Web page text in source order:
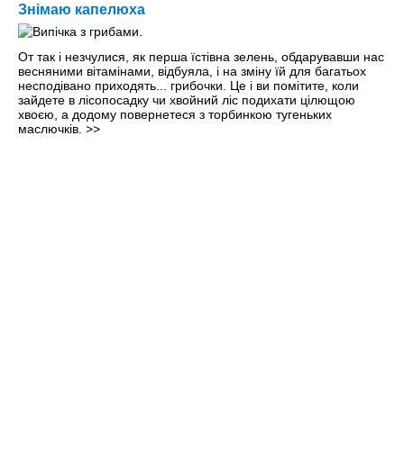
Знімаю капелюха
От так і незчулися, як перша їстівна зелень, обдарувавши нас
весняними вітамінами, відбуяла, і на зміну їй для багатьох
несподівано приходять... грибочки. Це і ви помітите, коли
зайдете в лісопосадку чи хвойний ліс подихати цілющою
хвоєю, а додому повернетеся з торбинкою тугеньких
маслючків. >>